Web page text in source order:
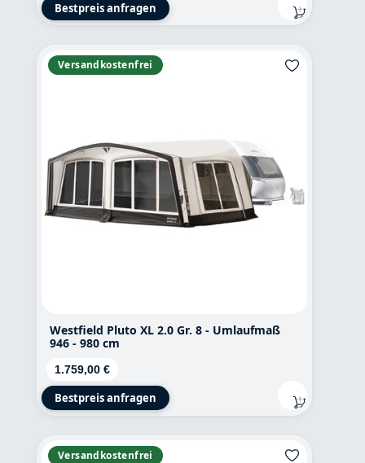
Bestpreis anfragen
Versandkostenfrei
Westfield Pluto XL 2.0 Gr. 8 - Umlaufmaß
946 - 980 cm
Regulärer Preis:
1.759,00 €
Bestpreis anfragen
Versandkostenfrei